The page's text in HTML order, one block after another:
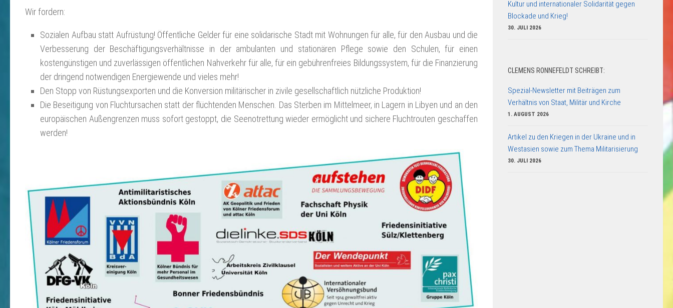
Wir fordern:
Sozialen Aufbau statt Aufrüstung! Öffentliche Gelder für eine solidarische Stadt mit Wohnungen für alle, für den Ausbau und die
Verbesserung der Beschäftigungsverhältnisse in der ambulanten und stationären Pflege sowie den Schulen, für einen
kostengünstigen und zuverlässigen öffentlichen Nahverkehr für alle, für ein gebührenfreies Bildungssystem, für die Finanzierung
der dringend notwendigen Energiewende und vieles mehr!
Den Stopp von Rüstungsexporten und die Konversion militärischer in zivile gesellschaftlich nützliche Produktion!
Die Beseitigung von Fluchtursachen statt der flüchtenden Menschen. Das Sterben im Mittelmeer, in Lagern in Libyen und an den
europäischen Außengrenzen muss sofort gestoppt, die Seenotrettung wieder ermöglicht und sichere Flucht­rou­ten geschaffen
werden!
Kultur und internationaler Solidarität gegen
Blockade und Krieg!
30. JULI 2026
CLEMENS RONNEFELDT SCHREIBT:
Spezial-Newsletter mit Beiträgen zum
Verhältnis von Staat, Militär und Kirche
1. AUGUST 2026
Artikel zu den Kriegen in der Ukraine und in
Westasien sowie zum Thema Militarisierung
30. JULI 2026